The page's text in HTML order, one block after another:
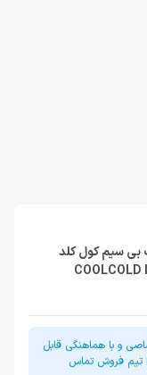
سیم کول کلد
COOLCOLD
و با هماهنگی قابل
تیم فروش تماس